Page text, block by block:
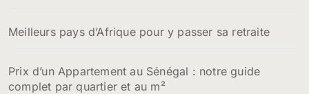
Meilleurs pays d’Afrique pour y passer sa retraite
Prix d’un Appartement au Sénégal : notre guide
complet par quartier et au m²